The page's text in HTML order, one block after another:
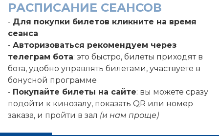
РАСПИСАНИЕ СЕАНСОВ
- Для покупки билетов кликните на время
сеанса
- Авторизоваться рекомендуем через
телеграм бота: это быстро, билеты приходят в
бота, удобно управлять билетами, участвуете в
бонусной программе
- Покупайте билеты на сайте: вы можете сразу
подойти к кинозалу, показать QR или номер
заказа, и пройти в зал (и нам проще)